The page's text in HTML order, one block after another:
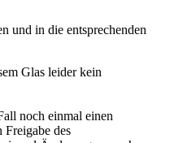
und in die entsprechenden
Glas leider kein
noch einmal einen
des